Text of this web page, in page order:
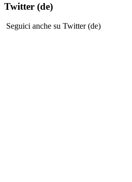
Twitter (de)
Seguici anche su Twitter (de)